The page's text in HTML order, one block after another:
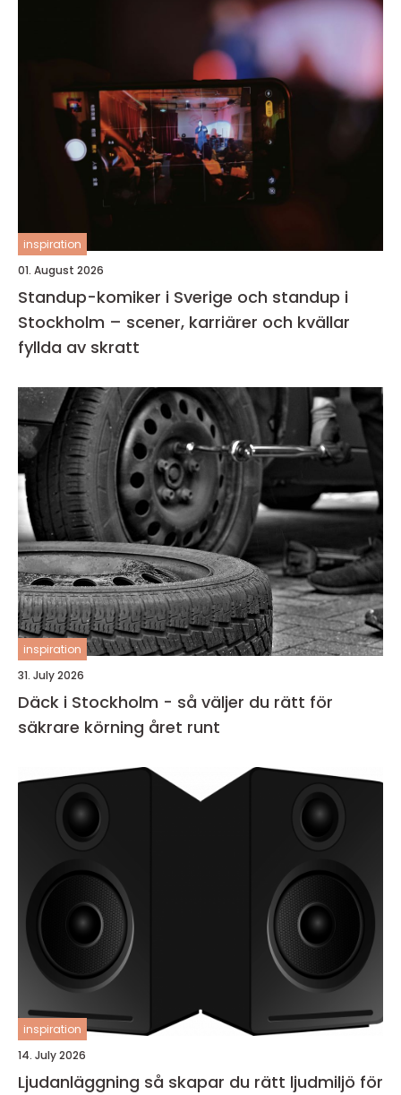
inspiration
01. August 2026
Standup-komiker i Sverige och standup i
Stockholm – scener, karriärer och kvällar
fyllda av skratt
inspiration
31. July 2026
Däck i Stockholm - så väljer du rätt för
säkrare körning året runt
inspiration
14. July 2026
Ljudanläggning så skapar du rätt ljudmiljö för